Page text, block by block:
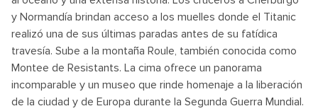
y Normandía brindan acceso a los muelles donde el Titanic
realizó una de sus últimas paradas antes de su fatídica
travesía. Sube a la montaña Roule, también conocida como
Montee de Resistants. La cima ofrece un panorama
incomparable y un museo que rinde homenaje a la liberación
de la ciudad y de Europa durante la Segunda Guerra Mundial.